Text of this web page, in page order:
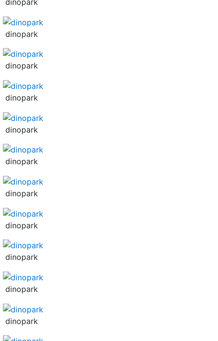
dinopark
dinopark
dinopark
dinopark
dinopark
dinopark
dinopark
dinopark
dinopark
dinopark
dinopark